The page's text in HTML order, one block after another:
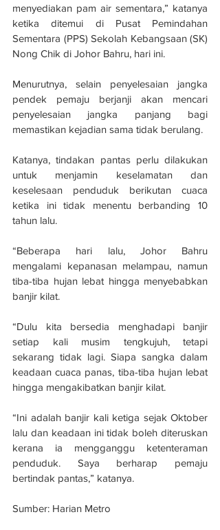
menyediakan pam air sementara,” katanya
ketika ditemui di Pusat Pemindahan
Sementara (PPS) Sekolah Kebangsaan (SK)
Nong Chik di Johor Bahru, hari ini.
Menurutnya, selain penyelesaian jangka
pendek pemaju berjanji akan mencari
penyelesaian jangka panjang bagi
memastikan kejadian sama tidak berulang.
Katanya, tindakan pantas perlu dilakukan
untuk menjamin keselamatan dan
keselesaan penduduk berikutan cuaca
ketika ini tidak menentu berbanding 10
tahun lalu.
“Beberapa hari lalu, Johor Bahru
mengalami kepanasan melampau, namun
tiba-tiba hujan lebat hingga menyebabkan
banjir kilat.
“Dulu kita bersedia menghadapi banjir
setiap kali musim tengkujuh, tetapi
sekarang tidak lagi. Siapa sangka dalam
keadaan cuaca panas, tiba-tiba hujan lebat
hingga mengakibatkan banjir kilat.
“Ini adalah banjir kali ketiga sejak Oktober
lalu dan keadaan ini tidak boleh diteruskan
kerana ia mengganggu ketenteraman
penduduk. Saya berharap pemaju
bertindak pantas,” katanya.
Sumber: Harian Metro